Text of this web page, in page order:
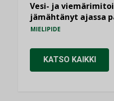
Vesi- ja
jämähtänyt ajassa
MIELIPIDE
KATSO KAIKKI